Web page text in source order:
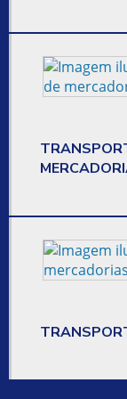
EMPRESA DE
EMPRESA DE
EMPRESA QUE
EMPRESA QUE
EMPRESA DE
EMPRESA DE